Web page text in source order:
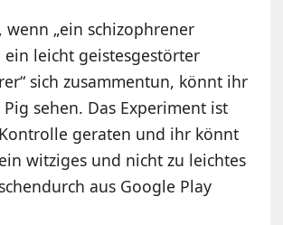
wenn „ein schizophrener
leicht geistesgestörter
sich zusammentun, könnt ihr
sehen. Das Experiment ist
geraten und ihr könnt
witziges und nicht zu leichtes
aus Google Play